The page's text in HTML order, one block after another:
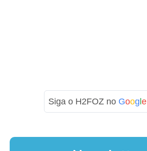
Siga o H2FOZ no Goog e